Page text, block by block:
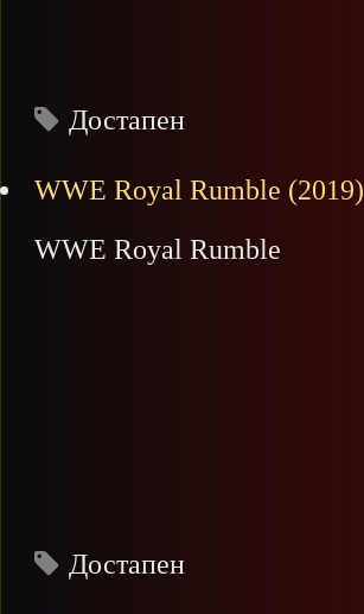
Достапен
WWE Royal Rumble (2019)
WWE Royal Rumble
Достапен